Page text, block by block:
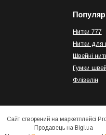
Нитки 777
Нитки для
Швейні
Гумки
Флізелін
Сайт створений на маркетплейсі
Продавець на Bigl.ua